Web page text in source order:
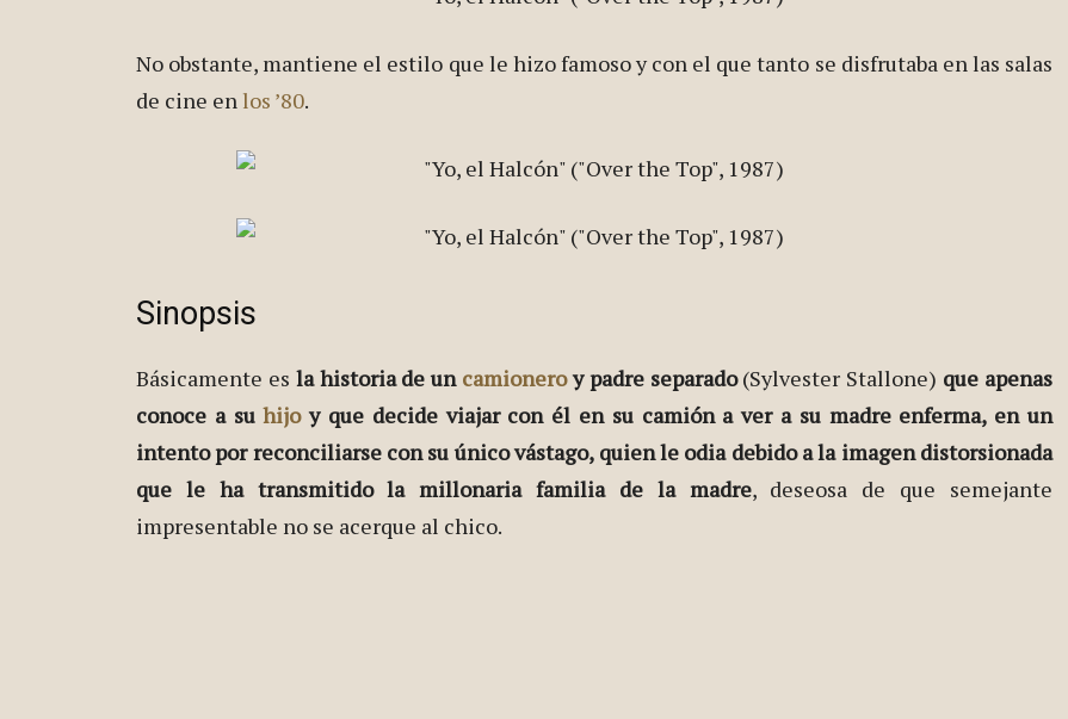
No obstante, mantiene el estilo que le hizo famoso y con el que tanto se disfrutaba en las salas
de cine en los ’80.
Sinopsis
Básicamente es la historia de un camioneroy padre separado(Sylvester Stallone) que apenas
conoce a suhijoy que decide viajar con él en su camión a ver a su madre enferma, en un
intento por reconciliarse con su único vástago, quien le odia debido a la imagen distorsionada
que le ha transmitido la millonaria familia de la madre, deseosa de que semejante
impresentable no se acerque al chico.